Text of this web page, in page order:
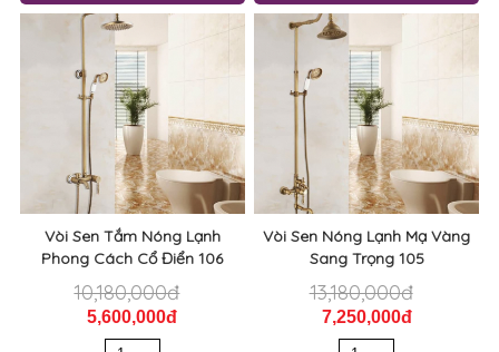
Vòi Sen Tắm Nóng Lạnh
Phong Cách Cổ Điển 106
10,180,000đ
5,600,000đ
Vòi Sen Nóng Lạnh Mạ Vàng
Sang Trọng 105
13,180,000đ
7,250,000đ